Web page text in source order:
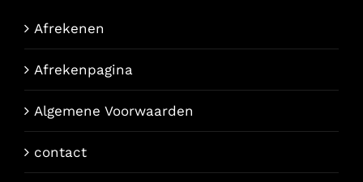
Afrekenen
Afrekenpagina
Algemene Voorwaarden
contact